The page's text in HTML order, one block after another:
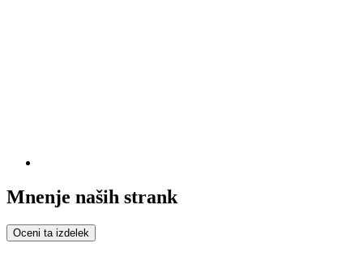
Mnenje naših strank
Oceni ta izdelek